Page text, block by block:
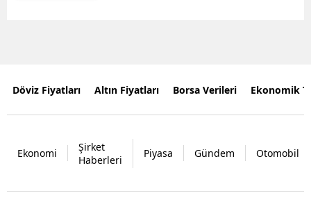
Döviz Fiyatları Altın Fiyatları Borsa Verileri Ekonomik
Ekonomi
Şirket
Haberleri
Piyasa Gündem Otomobil